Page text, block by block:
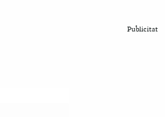
Publicitat